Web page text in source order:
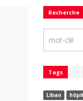
Recherche
Tags
Liban